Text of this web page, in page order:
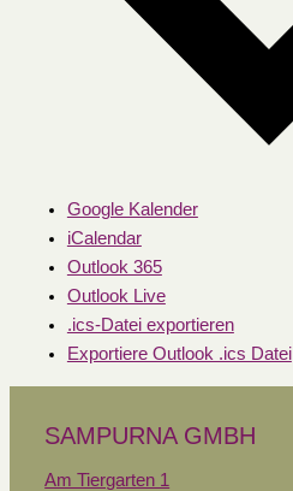
Google Kalender
iCalendar
Outlook 365
Outlook Live
.ics-Datei exportieren
Exportiere Outlook .ics Datei
SAMPURNA GMBH
Am Tiergarten 1